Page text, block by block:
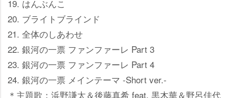
19. はんぶんこ
20. ブライトブラインド
21. 全体のしあわせ
22. 銀河の一票 ファンファーレ Part 3
23. 銀河の一票 ファンファーレ Part 4
24. 銀河の一票 メインテーマ -Short ver.-
＊主題歌：浜野謙太＆後藤真希 feat. 黒木華＆野呂佳代